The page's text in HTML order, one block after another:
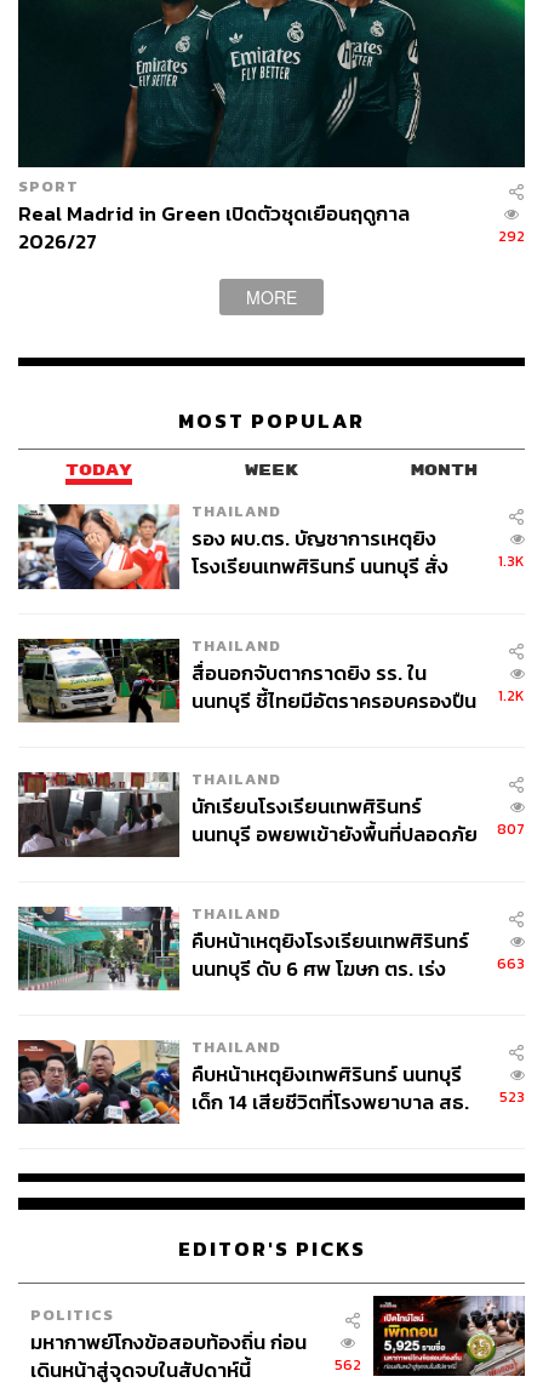
https://www.footyheadlines.com/2024/05/adidas-pred
ator-mania-og.html
Adidas รองเท้า รองเท้ากีฬา
301
ABOUT THE AUTHOR
โปรดิวเซอร์ คอลัมนิสต์ และบรรณาธิการ ผู้
หลงใหลในความตื่นเต้นของกีฬาและความ
สงบของการอ่านหนังสือเงียบๆ
SPORT
Real Madrid in Green เปิดตัวชุดเยือนฤดูกาล
2026/27
292
MORE
MOST POPULAR
TODAY WEEK MONTH
THAILAND
รอง ผบ.ตร. บัญชาการเหตุยิง
โรงเรียนเทพศิรินทร์ นนทบุรี สั่ง
1.3K
THAILAND
สื่อนอกจับตากราดยิง รร. ใน
นนทบุรี ชี้ไทยมีอัตราครอบครองปืน
1.2K
THAILAND
นักเรียนโรงเรียนเทพศิรินทร์
นนทบุรี อพยพเข้ายังพื้นที่ปลอดภัย
807
THAILAND
คืบหน้าเหตุยิงโรงเรียนเทพศิรินทร์
นนทบุรี ดับ 6 ศพ โฆษก ตร. เร่ง
663
THAILAND
คืบหน้าเหตุยิงเทพศิรินทร์ นนทบุรี
เด็ก 14 เสียชีวิตที่โรงพยาบาล สธ.
523
EDITOR'S PICKS
POLITICS
มหากาพย์โกงข้อสอบท้องถิ่น ก่อน
เดินหน้าสู่จุดจบในสัปดาห์นี้
562